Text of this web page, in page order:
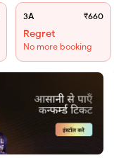
3A ₹660
Regret
No more booking